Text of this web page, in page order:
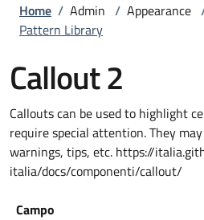
Briciole di pane
Home / Admin / Appearance
Pattern Library
Callout 2
Callouts can be used to highlight
require special attention. They
warnings, tips, etc. https://
italia/docs/componenti/callout/
Campo